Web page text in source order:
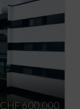
CHF 600.000